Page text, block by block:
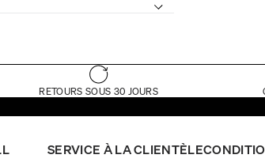
RETOURS SOUS 30 JOURS
SERVICE À LA CLIENTÈLE